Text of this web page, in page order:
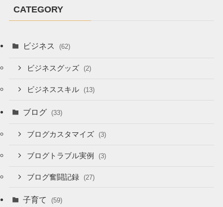
CATEGORY
ビジネス (62)
ビジネスグッズ (2)
ビジネススキル (13)
ブログ (33)
ブログカスタマイズ (3)
ブログトラブル実例 (3)
ブログ奮闘記録 (27)
子育て (59)